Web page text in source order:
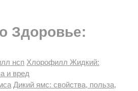
Здоровье:
Хлорофилл Жидкий:
и вред
Дикий ямс: свойства, польза,